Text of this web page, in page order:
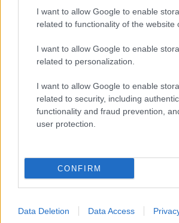
I want to allow Google to enable
related to functionality of the website
I want to allow Google to enable
related to personalization.
I want to allow Google to enable
related to security, including
functionality and fraud prevention,
user protection.
CONFIRM
Data Deletion Data Access
Oggi quale sia la concezione
post sinistra ludica è meglio non
tanto più chela penetrazione
gaypride. Che si vuol dire con
si approvano certe pratiche
cambio di sesso imposto agli
solo “persone con attitudine
trionfo del grottesco luciferino?
finte femmine che pestano